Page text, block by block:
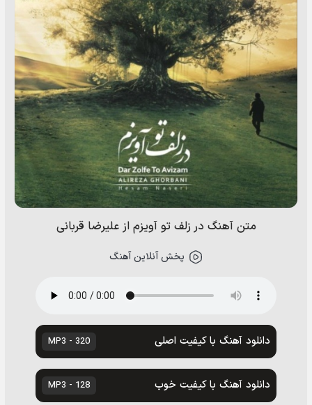
متن آهنگ در زلف تو آویزم از علیرضا قربانی
پخش آنلاین آهنگ
دانلود آهنگ با کیفیت اصلی 320 - MP3
دانلود آهنگ با کیفیت خوب 128 - MP3